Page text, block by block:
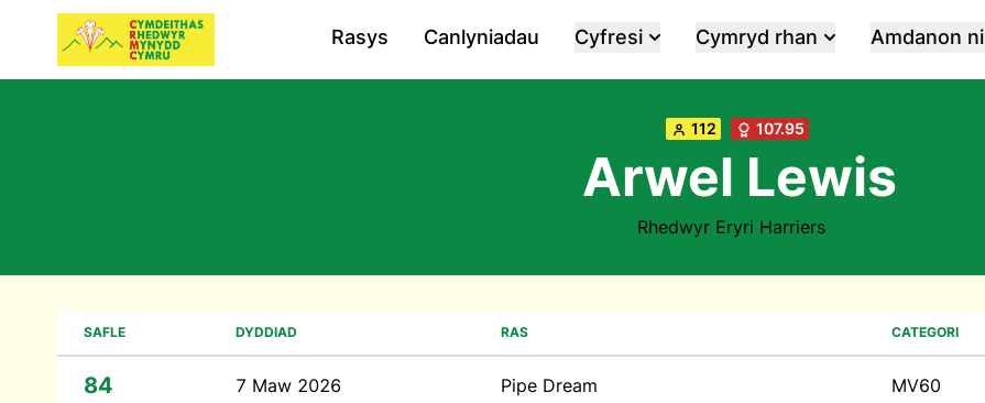
Rasys Canlyniadau Cyfresi Cymryd rhan Amdanon ni
112 107.95
Arwel Lewis
Rhedwyr Eryri Harriers
SAFLE DYDDIAD RAS CATEGORI
84 7 Maw 2026 Pipe Dream MV60